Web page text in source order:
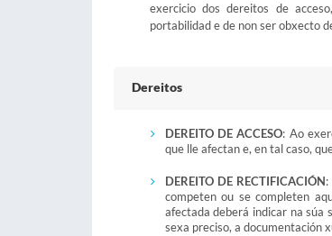
exercicio dos dereitos de
portabilidad e de non ser obxecto
Dereitos
DEREITO DE ACCESO: Ao
que lle afectan e, en tal caso,
DEREITO DE RECTIFICACIÓN:
competen ou se completen
afectada deberá indicar na súa
sexa preciso, a documentación